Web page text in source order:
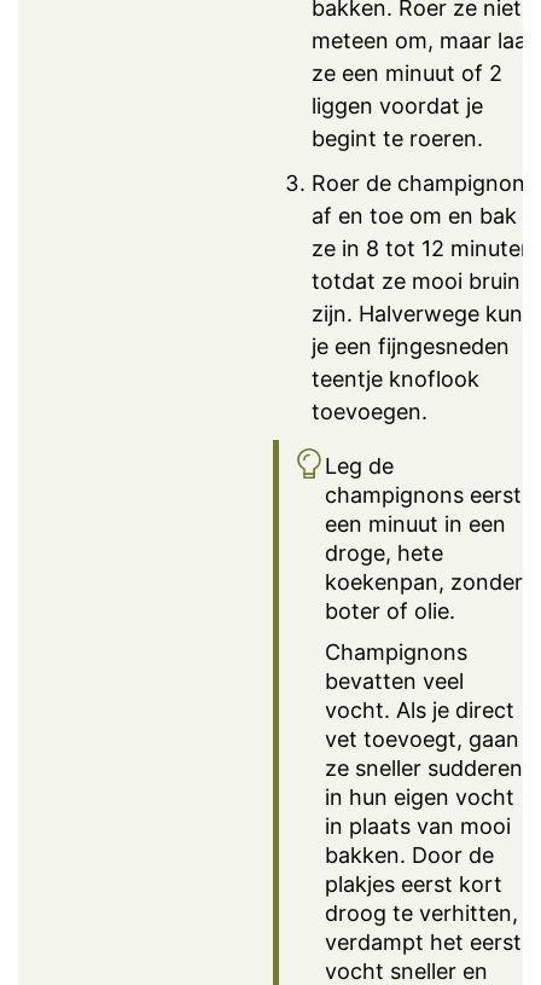
bakken. Roer ze niet
meteen om, maar laat
ze een minuut of 2
liggen voordat je
begint te roeren.
Roer de champignons
af en toe om en bak
ze in 8 tot 12 minuten
totdat ze mooi bruin
zijn. Halverwege kun
je een fijngesneden
teentje knoflook
toevoegen.
Leg de
champignons eerst
een minuut in een
droge, hete
koekenpan, zonder
boter of olie.
Champignons
bevatten veel
vocht. Als je direct
vet toevoegt, gaan
ze sneller sudderen
in hun eigen vocht
in plaats van mooi
bakken. Door de
plakjes eerst kort
droog te verhitten,
verdampt het eerst
vocht sneller en